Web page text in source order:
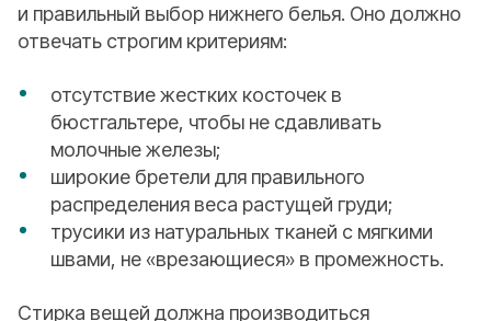
и правильный выбор нижнего белья. Оно должно
отвечать строгим критериям:
отсутствие жестких косточек в
бюстгальтере, чтобы не сдавливать
молочные железы;
широкие бретели для правильного
распределения веса растущей груди;
трусики из натуральных тканей с мягкими
швами, не «врезающиеся» в промежность.
Стирка вещей должна производиться